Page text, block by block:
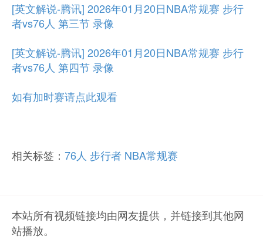
[英文解说-腾讯] 2026年01月20日NBA常规赛 步行
者vs76人 第三节 录像
[英文解说-腾讯] 2026年01月20日NBA常规赛 步行
者vs76人 第四节 录像
如有加时赛请点此观看
相关标签： 76人 步行者 NBA常规赛
本站所有视频链接均由网友提供，并链接到其他网
站播放。